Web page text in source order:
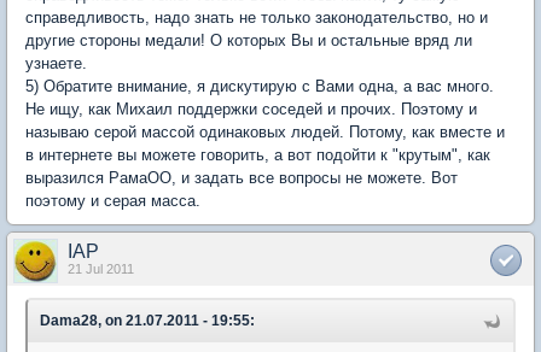
справедливость, надо знать не только законодательство, но и
другие стороны медали! О которых Вы и остальные вряд ли
узнаете.
5) Обратите внимание, я дискутирую с Вами одна, а вас много.
Не ищу, как Михаил поддержки соседей и прочих. Поэтому и
называю серой массой одинаковых людей. Потому, как вместе и
в интернете вы можете говорить, а вот подойти к "крутым", как
выразился РамаОО, и задать все вопросы не можете. Вот
поэтому и серая масса.
IAP
21 Jul 2011
Dama28, on 21.07.2011 - 19:55: